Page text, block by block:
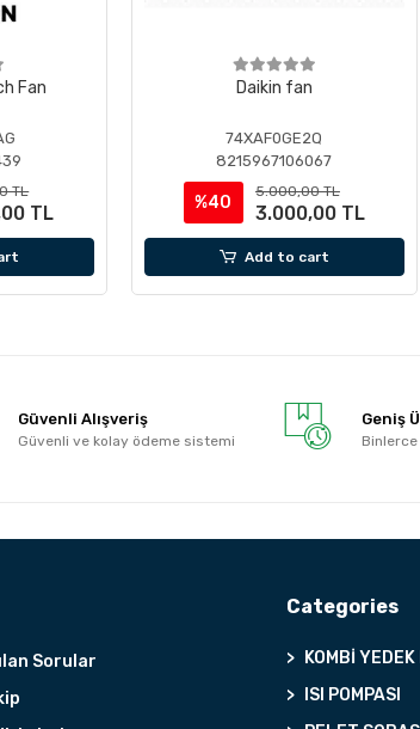
Fan
TL
TL
Daikin fan
74XAF0GE2Q
8215967106067
%40
5.000,00 TL
3.000,00 TL
Add to cart
Güvenli Alışveriş
Güvenli ve kolay ödeme sistemi
Geniş
Sorular
Categories
KOMBİ
ISI POMPASI